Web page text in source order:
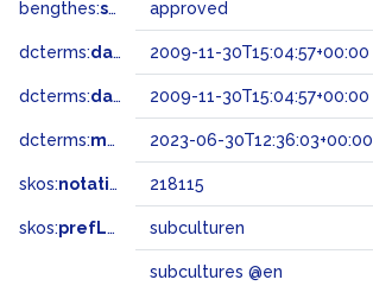
bengthes:status approved
dcterms:dateAccepted 2009-11-30T15:04:57+00:00
dcterms:dateSubmitted 2009-11-30T15:04:57+00:00
dcterms:modified 2023-06-30T12:36:03+00:00
skos:notation 218115
skos:prefLabel subculturen
subcultures @en